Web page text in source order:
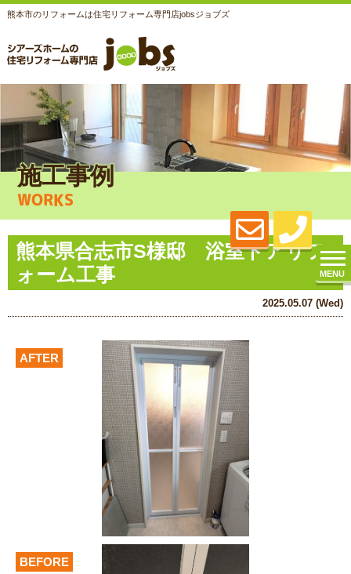
熊本市のリフォームは住宅リフォーム専門店jobsジョブズ
MENU
施工事例
WORKS
熊本県合志市S様邸 浴室ドアリフ
ォーム工事
2025.05.07 (Wed)
AFTER
BEFORE